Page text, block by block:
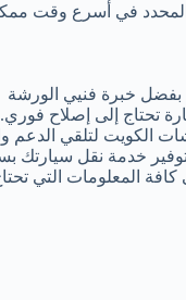
المحدد في أسرع وقت
بفضل خبرة فنيي الورشة
تحتاج إلى إصلاح فوري.
الكويت لتلقي الدعم
خدمة نقل سيارتك
المعلومات التي تحتاج